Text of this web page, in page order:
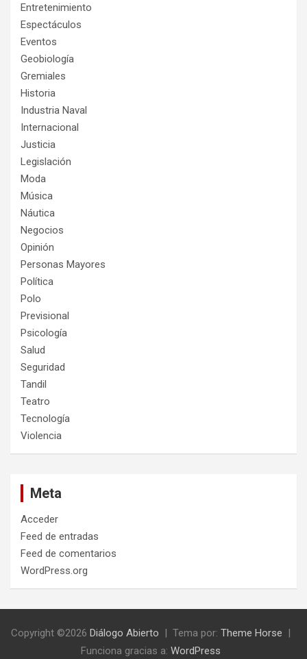
Entretenimiento
Espectáculos
Eventos
Geobiología
Gremiales
Historia
Industria Naval
Internacional
Justicia
Legislación
Moda
Música
Náutica
Negocios
Opinión
Personas Mayores
Política
Polo
Previsional
Psicología
Salud
Seguridad
Tandil
Teatro
Tecnología
Violencia
Meta
Acceder
Feed de entradas
Feed de comentarios
WordPress.org
Copyright ©2026 Diálogo Abierto Tema por: Theme Horse
Funciona gracias a: WordPress